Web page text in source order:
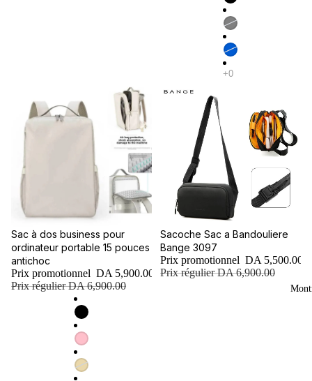
Promotion
Sac à dos business pour
ordinateur portable 15 pouces
antichoc
Prix promotionnel DA 5,900.00
Prix régulierDA 6,900.00
Promotion
Sacoche Sac a Bandouliere
Bange 3097
Prix promotionnel DA 5,500.00
Prix régulierDA 6,900.00